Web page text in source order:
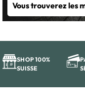
Vous trouverez les
SHOP 100%
SUISSE